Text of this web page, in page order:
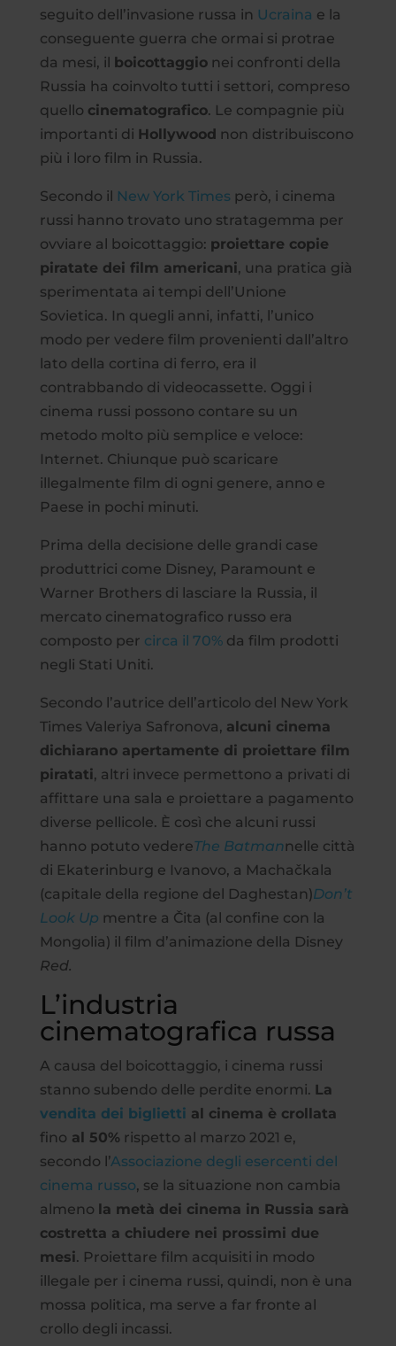
seguito dell’invasione russa in Ucraina e la
conseguente guerra che ormai si protrae
da mesi, il boicottaggionei confronti della
Russia ha coinvolto tutti i settori, compreso
quello cinematografico. Le compagnie più
importanti di Hollywood non distribuiscono
più i loro film in Russia.
Secondo il New York Timesperò, i cinema
russi hanno trovato uno stratagemma per
ovviare al boicottaggio: proiettare copie
piratate dei film americani, una pratica già
sperimentata ai tempi dell’Unione
Sovietica. In quegli anni, infatti, l’unico
modo per vedere film provenienti dall’altro
lato della cortina di ferro, era il
contrabbando di videocassette. Oggi i
cinema russi possono contare su un
metodo molto più semplice e veloce:
Internet. Chiunque può scaricare
illegalmente film di ogni genere, anno e
Paese in pochi minuti.
Prima della decisione delle grandi case
produttrici come Disney, Paramount e
Warner Brothers di lasciare la Russia, il
mercato cinematografico russo era
composto per circa il 70%da film prodotti
negli Stati Uniti.
Secondo l’autrice dell’articolo del New York
Times Valeriya Safronova, alcuni cinema
dichiarano apertamente di proiettare film
piratati, altri invece permettono a privati di
affittare una sala e proiettare a pagamento
diverse pellicole. È così che alcuni russi
hanno potuto vedereThe Batmannelle città
di Ekaterinburg e Ivanovo, a Machačkala
(capitale della regione del Daghestan)Don’t
Look Up mentre a Čita (al confine con la
Mongolia) il film d’animazione della Disney
Red.
L’industria
cinematografica russa
A causa del boicottaggio, i cinema russi
stanno subendo delle perdite enormi. La
vendita dei biglietti al cinema è crollata
fino al 50% rispetto al marzo 2021 e,
secondo l’Associazione degli esercenti del
cinema russo, se la situazione non cambia
almeno la metà dei cinema in Russia sarà
costretta a chiudere nei prossimi due
mesi. Proiettare film acquisiti in modo
illegale per i cinema russi, quindi, non è una
mossa politica, ma serve a far fronte al
crollo degli incassi.